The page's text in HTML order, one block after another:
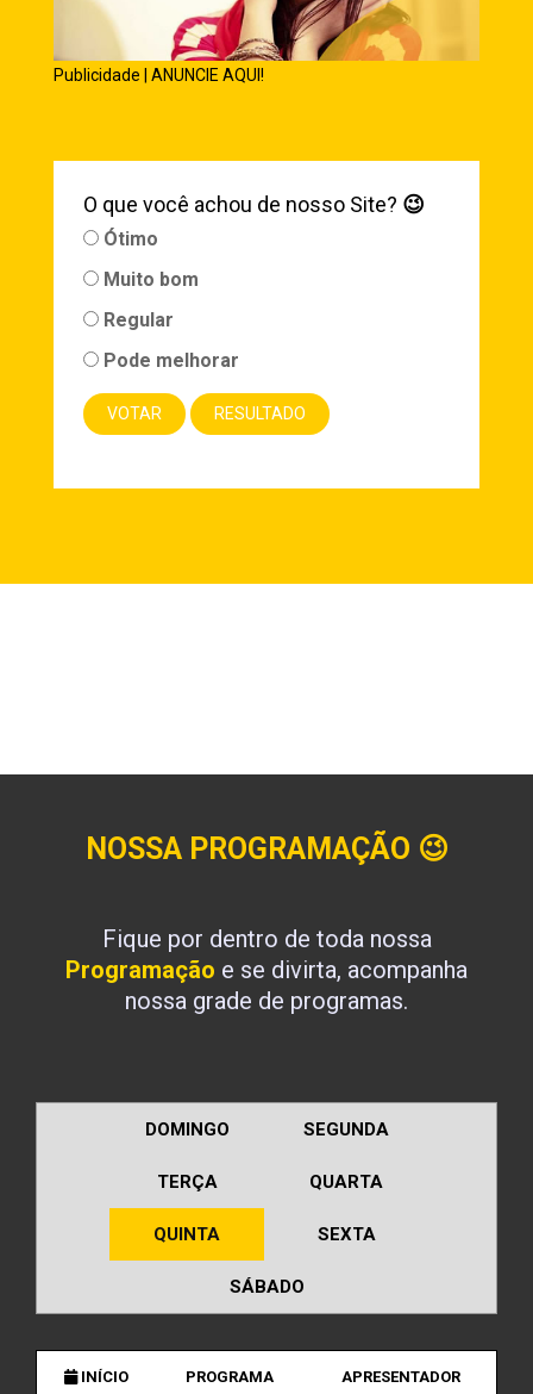
Publicidade | ANUNCIE AQUI!
O que você achou de nosso Site? 😉
Ótimo
Muito bom
Regular
Pode melhorar
NOSSA PROGRAMAÇÃO 😉
Fique por dentro de toda nossa
Programação e se divirta, acompanha
nossa grade de programas.
DOMINGO SEGUNDA
TERÇA QUARTA
QUINTA SEXTA
SÁBADO
INÍCIO PROGRAMA APRESENTADOR